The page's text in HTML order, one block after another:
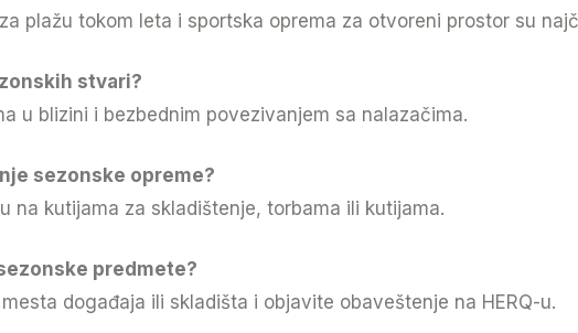
plažu tokom leta i sportska oprema za otvoreni prostor su
stvari?
u blizini i bezbednim povezivanjem sa nalazačima.
sezonske opreme?
na kutijama za skladištenje, torbama ili kutijama.
predmete?
događaja ili skladišta i objavite obaveštenje na HERQ-u.